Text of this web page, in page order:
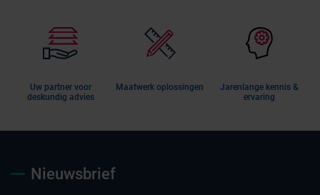
Uw partner voor
deskundig advies
Maatwerk oplossingen
Jarenlange kennis &
ervaring
Nieuwsbrief